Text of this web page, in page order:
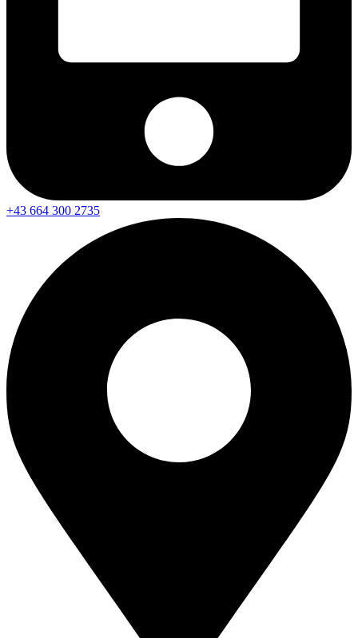
+43 664 300 2735